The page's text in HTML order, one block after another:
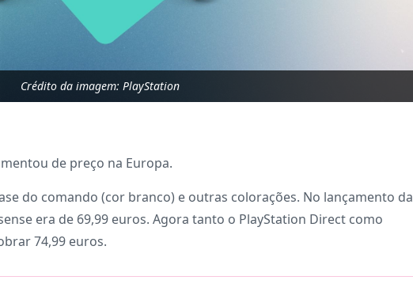
Crédito da imagem: PlayStation
de preço na Europa.
do comando (cor branco) e outras colorações. No lançamento da
era de 69,99 euros. Agora tanto o PlayStation Direct como
74,99 euros.